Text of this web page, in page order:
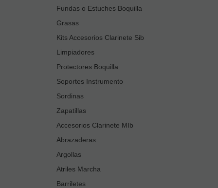
Fundas o Estuches Boquilla
Grasas
Kits Accesorios Clarinete Sib
Limpiadores
Protectores Boquilla
Soportes Instrumento
Sordinas
Zapatillas
Accesorios Clarinete MIb
Abrazaderas
Argollas
Atriles Marcha
Barriletes